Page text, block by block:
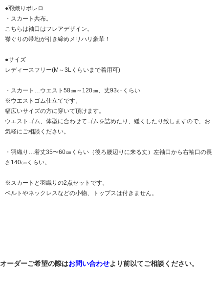
●羽織りボレロ
・スカート共布。
こちらは袖口はフレアデザイン。
襟ぐりの帯地が引き締めメリハリ豪華！
●サイズ
レディースフリー(M～3Lくらいまで着用可)
・スカート…ウエスト58㎝～120㎝、丈93㎝くらい
※ウエストゴム仕立てです。
幅広いサイズの方に穿いて頂けます。
ウエストゴム、体型に合わせてゴムを詰めたり、緩くしたり致しますので、お
気軽にご相談ください。
・羽織り…着丈35〜60㎝くらい（後ろ腰辺りに来る丈）左袖口から右袖口の長
さ140㎝くらい。
※スカートと羽織りの2点セットです。
ベルトやネックレスなどの小物、トップスは付きません。
オーダーご希望の際はお問い合わせより前以てご相談ください。